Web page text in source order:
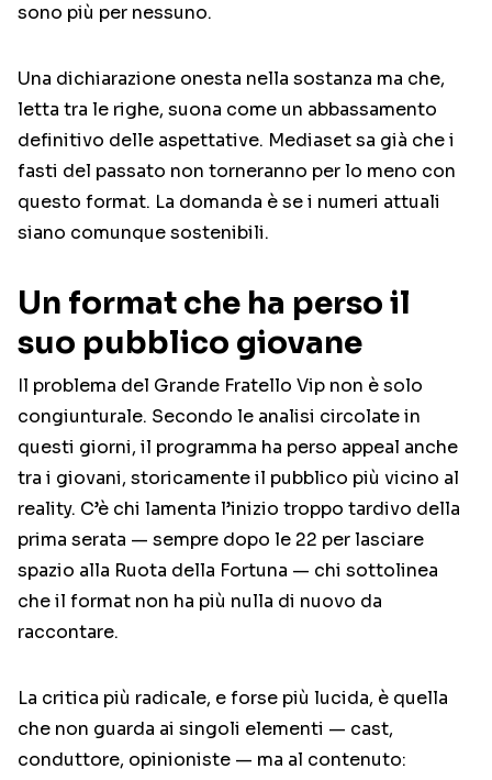
sono più per nessuno.
Una dichiarazione onesta nella sostanza ma che,
letta tra le righe, suona come un abbassamento
definitivo delle aspettative. Mediaset sa già che i
fasti del passato non torneranno per lo meno con
questo format. La domanda è se i numeri attuali
siano comunque sostenibili.
Un format che ha perso il
suo pubblico giovane
Il problema del Grande Fratello Vip non è solo
congiunturale. Secondo le analisi circolate in
questi giorni, il programma ha perso appeal anche
tra i giovani, storicamente il pubblico più vicino al
reality. C’è chi lamenta l’inizio troppo tardivo della
prima serata — sempre dopo le 22 per lasciare
spazio alla Ruota della Fortuna — chi sottolinea
che il format non ha più nulla di nuovo da
raccontare.
La critica più radicale, e forse più lucida, è quella
che non guarda ai singoli elementi — cast,
conduttore, opinioniste — ma al contenuto: